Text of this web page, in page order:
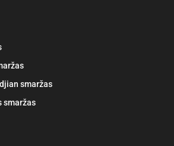
smaržas
smaržas